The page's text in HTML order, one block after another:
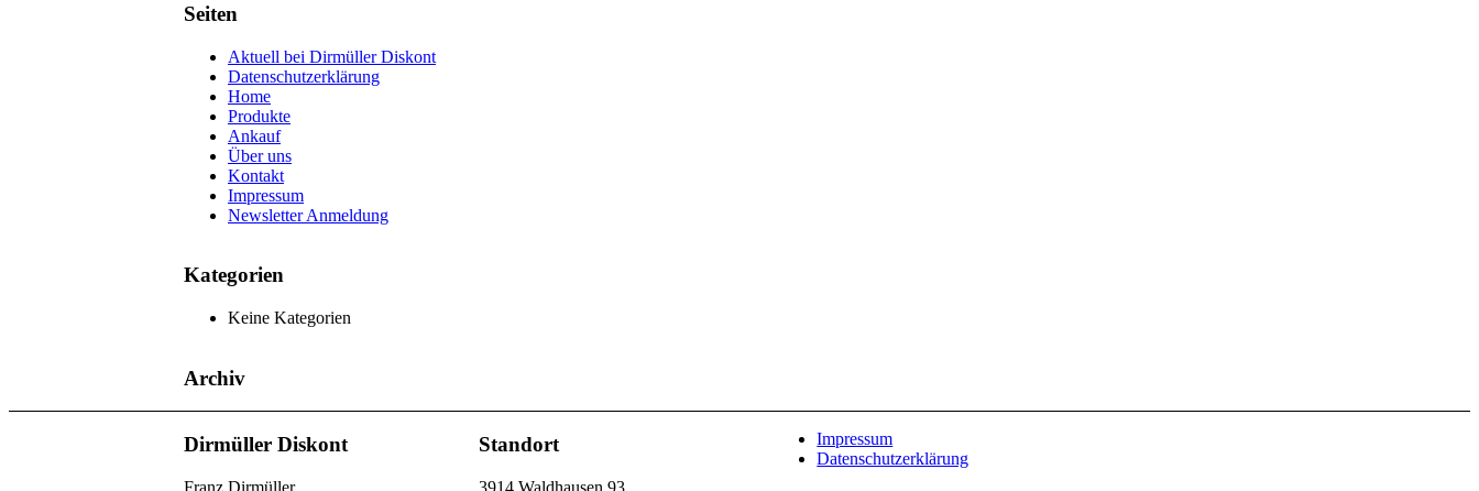
Seiten
Aktuell bei Dirmüller Diskont
Datenschutzerklärung
Home
Produkte
Ankauf
Über uns
Kontakt
Impressum
Newsletter Anmeldung
Kategorien
Keine Kategorien
Archiv
Dirmüller Diskont
Franz Dirmüller
Standort
3914 Waldhausen 93
Impressum
Datenschutzerklärung